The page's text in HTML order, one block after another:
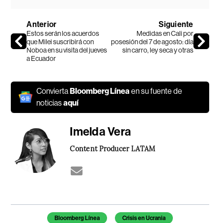
Anterior
Estos serán los acuerdos
que Milei suscribirá con
Noboa en su visita del jueves
a Ecuador
Siguiente
Medidas en Cali por
posesión del 7 de agosto: día
sin carro, ley seca y otras
ConviertaBloomberg Línea en su fuente de
noticiasaquí
Imelda Vera
Content Producer LATAM
Temas de este artículo
Bloomberg Línea Crisis en Ucrania